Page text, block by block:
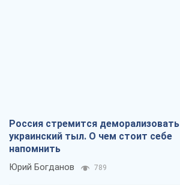
Россия стремится деморализовать
украинский тыл. О чем стоит себе
напомнить
Юрий Богданов 789